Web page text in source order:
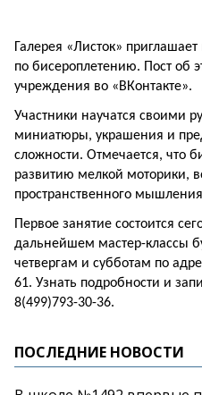
Галерея «Листок»
по бисероплетению. Пост об
учреждения во «ВКонтакте».
Участники научатся своими
миниатюры, украшения и
сложности. Отмечается, что
развитию мелкой моторики,
пространственного
Первое занятие состоится
дальнейшем мастер-классы
четвергам и субботам по
61. Узнать подробности и
8(499)793-30-36.
ПОСЛЕДНИЕ НОВОСТИ